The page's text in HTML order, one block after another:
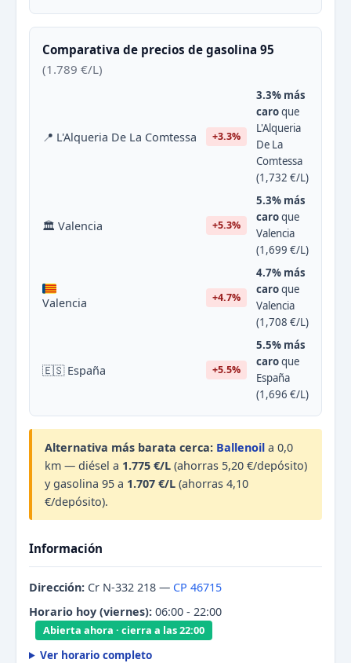
Comparativa de precios de gasolina 95
(1.789 €/L)
📍 L'Alqueria De La Comtessa +3.3%
3.3% más
caroque
L'Alqueria
De La
Comtessa
(1,732 €/L)
🏛 Valencia +5.3%
5.3% más
caroque
Valencia
(1,699 €/L)
Valencia +4.7%
4.7% más
caroque
Valencia
(1,708 €/L)
🇪🇸 España +5.5%
5.5% más
caroque
España
(1,696 €/L)
Alternativa más barata cerca: Ballenoil a 0,0
km — diésel a 1.775 €/L (ahorras 5,20 €/depósito)
y gasolina 95 a 1.707 €/L (ahorras 4,10
€/depósito).
Información
Dirección: Cr N-332 218 — CP 46715
Horario hoy (viernes): 06:00 - 22:00
Abierta ahora · cierra a las 22:00
Ver horario completo